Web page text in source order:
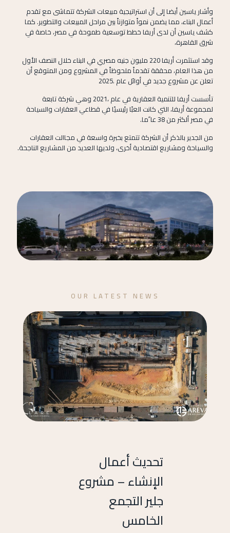
وأشار ياسين أيضا إلى أن استراتيجية مبيعات الشركة تتماشى مع تقدم
أعمال البناء، مما يضمن نمواً متوازناً بين مراحل المبيعات والتطوير. كما
كشف ياسين أن لدى أريفا خطط توسعية طموحة في مصر، خاصة في
شرق القاهرة،
وقد استثمرت أريفا 220 مليون جنيه مصري في البناء خلال النصف الأول
من هذا العام، محققة تقدماً ملحوظاً في المشروع ومن المتوقع أن
تعلن عن مشروع جديد في أوائل عام .2025
تأسست أريفا للتنمية العقارية
في عام ،2021 وهي شركة تابعة
لمجموعة أريفا، التي كانت العبًا رئيسيًا في قطاعي العقارات والسياحة
في مصر ألكثر من 38 عا ًما.
من الجدير بالذكر أن الشركة تتمتع بخبرة واسعة في مجاالت العقارات
والسياحة ومشاريع اقتصادية أخرى، ولديها العديد من المشاريع الناجحة.
OUR LATEST NEWS
تحديث أعمال
الإنشاء – مشروع
جلير التجمع
الخامس